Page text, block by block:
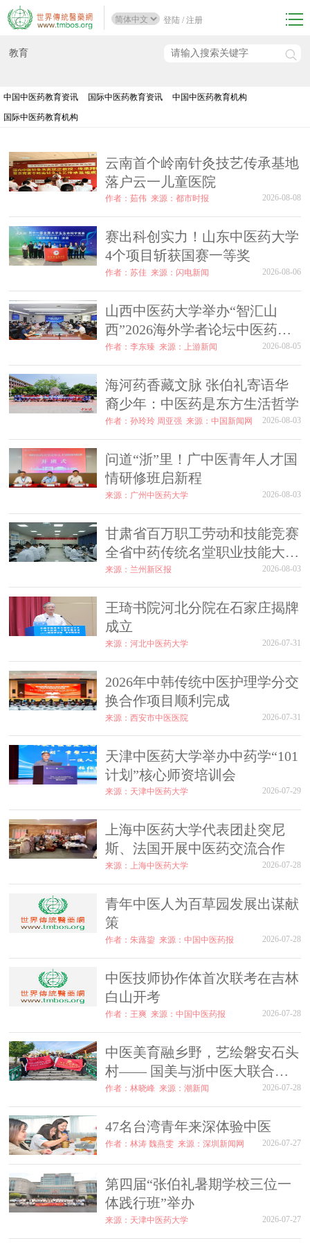
登陆 / 注册
教育
中国中医药教育资讯 国际中医药教育资讯 中国中医药教育机构
国际中医药教育机构
云南首个岭南针灸技艺传承基地
落户云一儿童医院
作者：茹伟 来源：都市时报 2026-08-08
赛出科创实力！山东中医药大学
4个项目斩获国赛一等奖
作者：苏佳 来源：闪电新闻 2026-08-06
山西中医药大学举办“智汇山
西”2026海外学者论坛中医药分
论坛
作者：李东臻 来源：上游新闻 2026-08-05
海河药香藏文脉 张伯礼寄语华
裔少年：中医药是东方生活哲学
作者：孙玲玲 周亚强 来源：中国新闻网 2026-08-03
问道“浙”里！广中医青年人才国
情研修班启新程
来源：广州中医药大学 2026-08-03
甘肃省百万职工劳动和技能竞赛
全省中药传统名堂职业技能大赛
在新区举行
来源：兰州新区报 2026-08-03
王琦书院河北分院在石家庄揭牌
成立
来源：河北中医药大学 2026-07-31
2026年中韩传统中医护理学分交
换合作项目顺利完成
来源：西安市中医医院 2026-07-31
天津中医药大学举办中药学“101
计划”核心师资培训会
来源：天津中医药大学 2026-07-29
上海中医药大学代表团赴突尼
斯、法国开展中医药交流合作
来源：上海中医药大学 2026-07-28
青年中医人为百草园发展出谋献
策
作者：朱蕗鋆 来源：中国中医药报 2026-07-28
中医技师协作体首次联考在吉林
白山开考
作者：王爽 来源：中国中医药报 2026-07-28
中医美育融乡野，艺绘磐安石头
村—— 国美与浙中医大联合开
展暑期社会实践
作者：林晓峰 来源：潮新闻 2026-07-28
47名台湾青年来深体验中医
作者：林涛 魏燕雯 来源：深圳新闻网 2026-07-27
第四届“张伯礼暑期学校三位一
体践行班”举办
来源：天津中医药大学 2026-07-27